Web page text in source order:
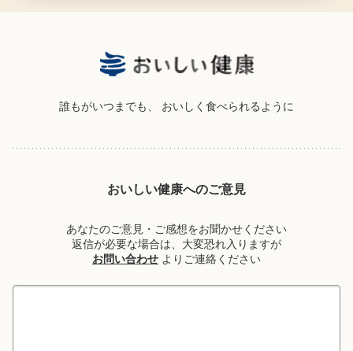
誰もがいつまでも、 おいしく食べられるように
おいしい健康へのご意見
あなたのご意見・ご感想をお聞かせください
返信が必要な場合は、大変恐れ入りますが
お問い合わせ よりご連絡ください